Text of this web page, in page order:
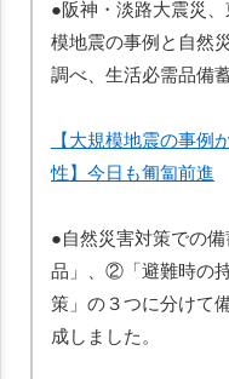
●阪神・淡路大震災
模地震の事例と自然
調べ、生活必需品備
【大規模地震の事例
性】今日も匍匐前進
●自然災害対策での
品」、②「避難時の
策」の３つに分けて
成しました。